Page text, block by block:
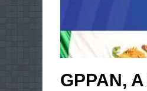
GPPAN,